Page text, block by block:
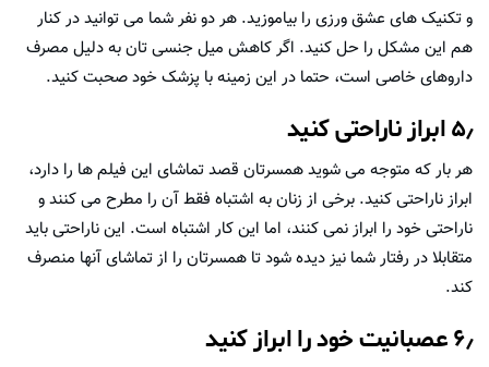
و تکنیک های عشق ورزی را بیاموزید. هر دو نفر شما می توانید در کنار
هم این مشکل را حل کنید. اگر کاهش میل جنسی تان به دلیل مصرف
داروهای خاصی است، حتما در این زمینه با پزشک خود صحبت کنید.
۵٫ ابراز ناراحتی کنید
هر بار که متوجه می شوید همسرتان قصد تماشای این فیلم ها را دارد،
ابراز ناراحتی کنید. برخی از زنان به اشتباه فقط آن را مطرح می کنند و
ناراحتی خود را ابراز نمی کنند، اما این کار اشتباه است. این ناراحتی باید
متقابلا در رفتار شما نیز دیده شود تا همسرتان را از تماشای آنها منصرف
کند.
۶٫ عصبانیت خود را ابراز کنید